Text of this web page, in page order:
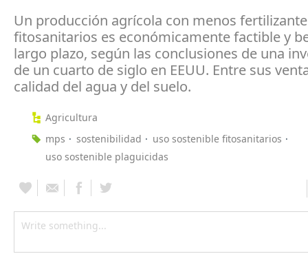
Un producción agrícola con menos
fitosanitarios es económicamente factible y
largo plazo, según las conclusiones de una
de un cuarto de siglo en EEUU. Entre sus
calidad del agua y del suelo.
Agricultura
mps
sostenibilidad
uso sostenible fitosanitarios
uso sostenible plaguicidas